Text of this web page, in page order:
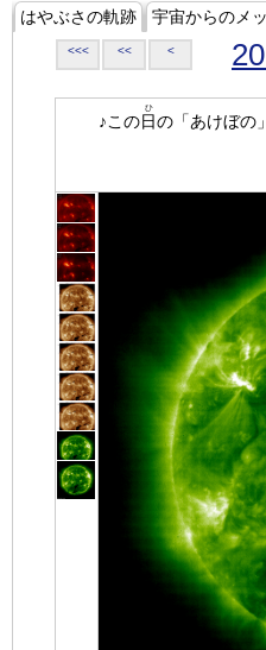
はやぶさの軌跡 宇宙からのメ
<<< << <
♪この日
ひ
の「あけぼの」